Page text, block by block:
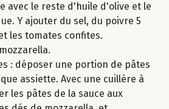
avec le reste d'huile d'olive et le
Y ajouter du sel, du poivre 5
les tomates confites.
: déposer une portion de pâtes
assiette. Avec une cuillère à
les pâtes de la sauce aux